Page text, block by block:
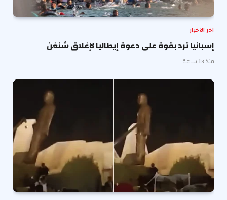
اخر الاخبار
إسبانيا ترد بقوة على دعوة إيطاليا لإغلاق شنغن
منذ 13 ساعة